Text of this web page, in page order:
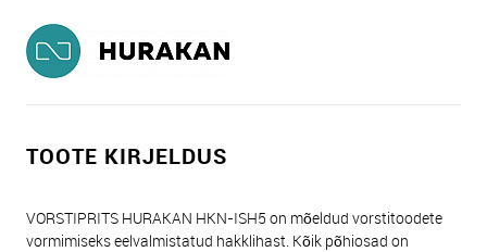
TOOTE KIRJELDUS
VORSTIPRITS HURAKAN HKN-ISH5 on mõeldud vorstitoodete
vormimiseks eelvalmistatud hakklihast. Kõik põhiosad on